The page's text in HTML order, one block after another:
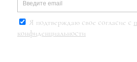
Я подтверждаю свое согласие с
конфиденциальности